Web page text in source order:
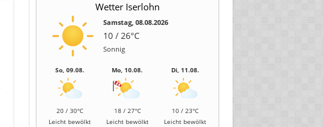
Wetter Iserlohn
Samstag, 08.08.2026
10 / 26°C
Sonnig
So, 09.08.
20 / 30°C
Leicht bewölkt
Mo, 10.08.
18 / 27°C
Leicht bewölkt
Di, 11.08.
10 / 23°C
Leicht bewölkt